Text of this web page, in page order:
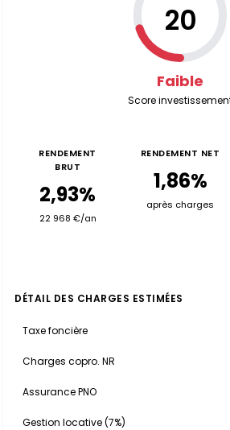
20
Faible
Score
RENDEMENT
BRUT
2,93%
22 968 €/an
RENDEMENT NET
1,86%
après charges
DÉTAIL DES CHARGES ESTIMÉES
Taxe foncière
Charges copro. NR
Assurance PNO
Gestion locative (7%)